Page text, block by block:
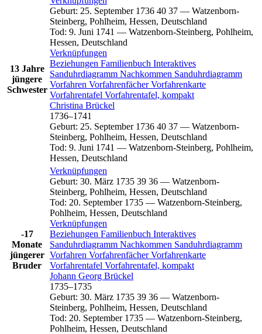
13 Jahre
jüngere
Schwester
Geburt: 25. September 1736 40 37 — Watzenborn-
Steinberg, Pohlheim, Hessen, Deutschland
Tod: 9. Juni 1741 — Watzenborn-Steinberg, Pohlheim,
Hessen, Deutschland
Verknüpfungen
Beziehungen Familienbuch Interaktives
Sanduhrdiagramm Nachkommen Sanduhrdiagramm
Vorfahren VorfahrenfächerVorfahrenkarte
Vorfahrentafel Vorfahrentafel, kompakt
Christina Brückel
1736–1741
Geburt: 25. September 1736 40 37 — Watzenborn-
Steinberg, Pohlheim, Hessen, Deutschland
Tod: 9. Juni 1741 — Watzenborn-Steinberg, Pohlheim,
Hessen, Deutschland
-17
Monate
jüngerer
Bruder
Verknüpfungen
Geburt: 30. März 1735 39 36 — Watzenborn-
Steinberg, Pohlheim, Hessen, Deutschland
Tod: 20. September 1735 — Watzenborn-Steinberg,
Pohlheim, Hessen, Deutschland
Verknüpfungen
Beziehungen Familienbuch Interaktives
Sanduhrdiagramm Nachkommen Sanduhrdiagramm
Vorfahren VorfahrenfächerVorfahrenkarte
Vorfahrentafel Vorfahrentafel, kompakt
Johann Georg Brückel
1735–1735
Geburt: 30. März 1735 39 36 — Watzenborn-
Steinberg, Pohlheim, Hessen, Deutschland
Tod: 20. September 1735 — Watzenborn-Steinberg,
Pohlheim, Hessen, Deutschland